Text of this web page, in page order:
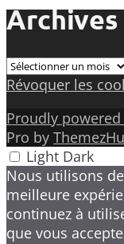
Archives
Archives
Révoquer les
Proudly
Pro by
Light Dark
Nous utilisons
meilleure
continuez à
que vous